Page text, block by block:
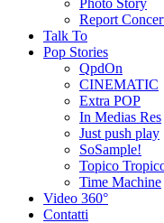
Photo Story
Report
Talk To
Pop Stories
QpdOn
CINEMATIC
Extra POP
In Medias Res
Just push play
SoSample!
Topico
Time Machine
Video 360°
Contatti